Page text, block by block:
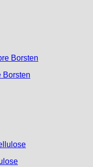
Borsten